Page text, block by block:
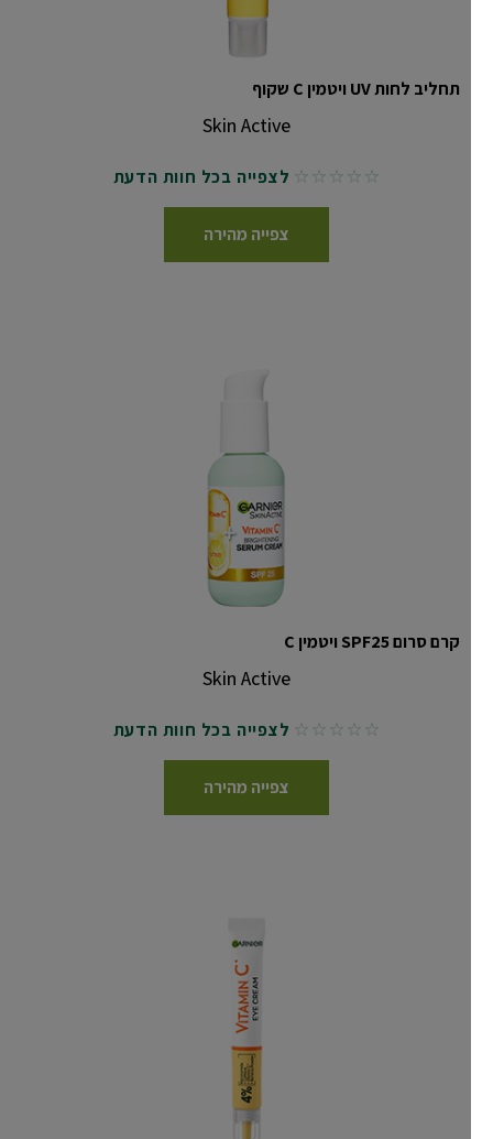
תחליב לחות UV ויטמין C שקוף
Skin Active
No reviews לצפייה בכל חוות הדעת
צפייה מהירה
קרם סרום SPF25 ויטמין C
Skin Active
No reviews לצפייה בכל חוות הדעת
צפייה מהירה